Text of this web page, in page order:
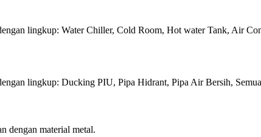
lingkup: Water Chiller, Cold Room, Hot water Tank, Air
lingkup: Ducking PIU, Pipa Hidrant, Pipa Air Bersih,
dengan material metal.